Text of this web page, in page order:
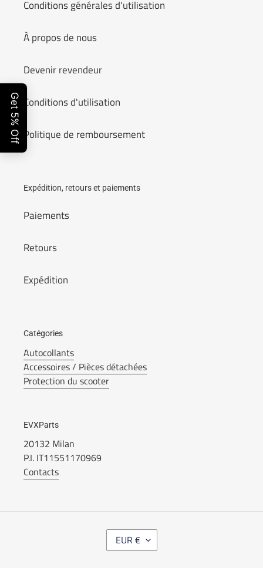
Conditions générales d'utilisation
À propos de nous
Devenir revendeur
Conditions d'utilisation
Politique de remboursement
Expédition, retours et paiements
Paiements
Retours
Expédition
Catégories
Autocollants
Accessoires / Pièces détachées
Protection du scooter
EVXParts
20132 Milan
P.I. IT11551170969
Contacts
M
EUR €